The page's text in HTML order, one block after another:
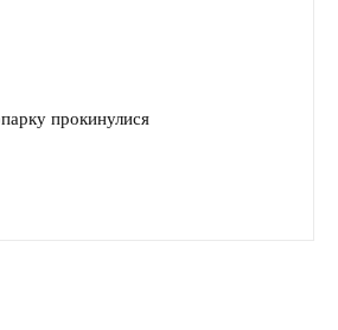
прокинулися